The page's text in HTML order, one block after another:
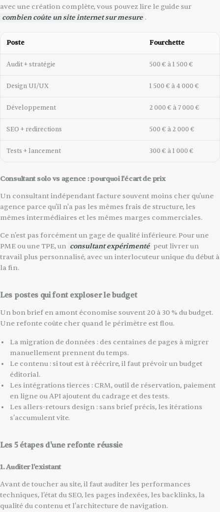
avec une création complète, vous pouvez lire le guide sur
combien coûte un site internet sur mesure .
Poste Fourchette
Audit + stratégie 500 € à 1 500 €
Design UI/UX 1 500 € à 4 000 €
Développement 2 000 € à 7 000 €
SEO + redirections 500 € à 2 000 €
Tests + lancement 300 € à 1 000 €
Consultant solo vs agence : pourquoi l'écart de prix
Un consultant indépendant facture souvent moins cher qu'une
agence parce qu'il n'a pas les mêmes frais de structure, les
mêmes intermédiaires et les mêmes marges commerciales.
Ce n'est pas forcément un gage de qualité inférieure. Pour une
PME ou une TPE, un consultant expérimenté peut livrer un
travail plus personnalisé, avec un interlocuteur unique du début à
la fin.
Les postes qui font exploser le budget
Un bon brief en amont économise souvent 20 à 30 % du budget.
Une refonte coûte cher quand le périmètre est flou.
La migration de données : des centaines de pages à migrer
manuellement prennent du temps.
Le contenu : si tout est à réécrire, il faut prévoir un budget
éditorial.
Les intégrations tierces : CRM, outil de réservation, paiement
en ligne ou API ajoutent du cadrage et des tests.
Les allers-retours design : sans brief précis, les itérations
s'accumulent vite.
Les 5 étapes d'une refonte réussie
1. Auditer l'existant
Avant de toucher au site, il faut auditer les performances
techniques, l'état du SEO, les pages indexées, les backlinks, la
qualité du contenu et l'architecture de navigation.